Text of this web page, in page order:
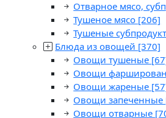
Отварное мясо,
Тушеное мясо [206]
Тушеные
Блюда из овощей [370]
Овощи тушеные
Овощи
Овощи жареные
Овощи запеченные
Овощи отварные